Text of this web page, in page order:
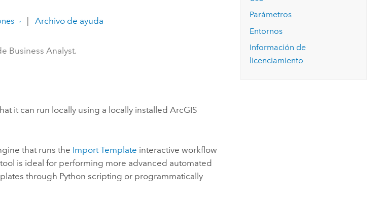
Explorar ArcGIS Pro
Todas las historias
Leer la historia
Archivo de ayuda
Business Analyst.
it can run locally using a locally installedArcGIS
that runs the Import Template interactive workflow
is ideal for performing more advanced automated
through Python scripting or programmatically
Parámetros
Entornos
Información de
licenciamiento